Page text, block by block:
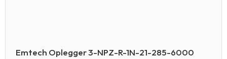
Emtech Oplegger 3-NPZ-R-1N-21-285-6000